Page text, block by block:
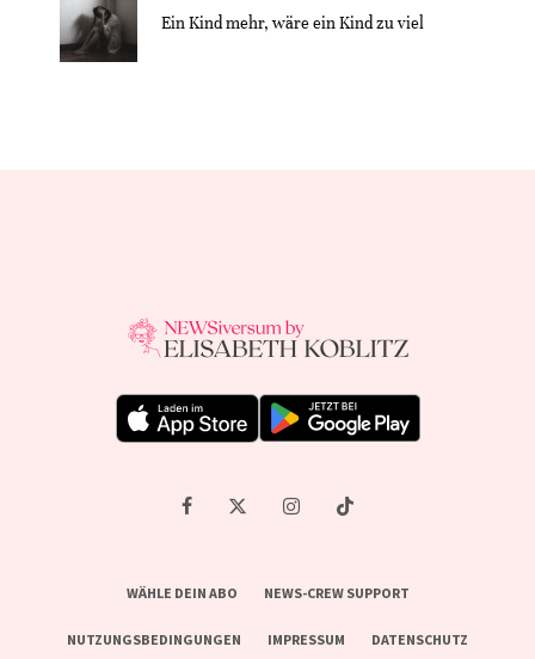
Ein Kind mehr, wäre ein Kind zu viel
WÄHLE DEIN ABO NEWS-CREW SUPPORT
NUTZUNGSBEDINGUNGEN IMPRESSUM DATENSCHUTZ